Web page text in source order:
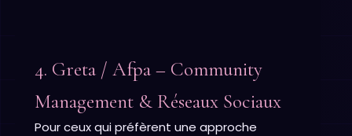
4. Greta / Afpa – Community
Management & Réseaux Sociaux
Pour ceux qui préfèrent une approche